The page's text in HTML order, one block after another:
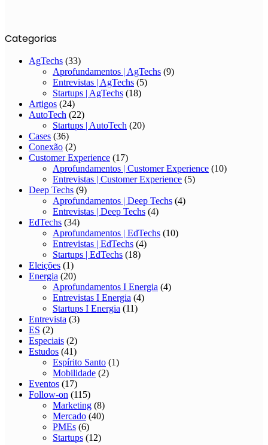
Categorias
AgTechs (33)
Aprofundamentos | AgTechs (9)
Entrevistas | AgTechs (5)
Startups | AgTechs (18)
Artigos (24)
AutoTech (22)
Startups | AutoTech (20)
Cases (36)
Conexão (2)
Customer Experience (17)
Aprofundamentos | Customer Experience (10)
Entrevistas | Customer Experience (5)
Deep Techs (9)
Aprofundamentos | Deep Techs (4)
Entrevistas | Deep Techs (4)
EdTechs (34)
Aprofundamentos | EdTechs (10)
Entrevistas | EdTechs (4)
Startups | EdTechs (18)
Eleições (1)
Energia (20)
Aprofundamentos I Energia (4)
Entrevistas I Energia (4)
Startups I Energia (11)
Entrevista (3)
ES (2)
Especiais (2)
Estudos (41)
Espírito Santo (1)
Mobilidade (2)
Eventos (17)
Follow-on (115)
Marketing (8)
Mercado (40)
PMEs (6)
Startups (12)